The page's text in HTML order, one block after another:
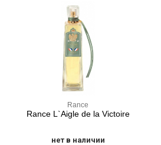
Rance
Rance L`Aigle de la Victoire
нет в наличии